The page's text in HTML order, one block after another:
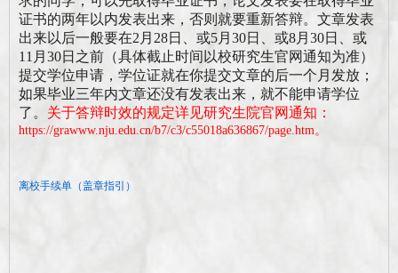
证书的两年以内发表出来，否则就要重新答辩。文章发表
出来以后一般要在2月28日、或5月30日、或8月30日、或
11月30日之前 （具体截止时间以校研究生官网通知为准）
提交学位申请 ，学位证就在你提交文章的后一个月发放；
如果毕业三年内文章还没有发表出来，就不能申请学位
了。 关于答辩时效的规定详见研究生院官网通知：
https://grawww.nju.edu.cn/b7/c3/c55018a636867/page.htm。
离校手续单（盖章指引）